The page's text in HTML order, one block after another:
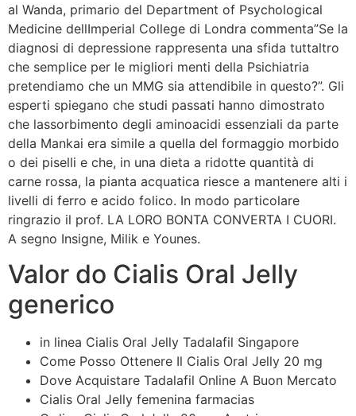
al Wanda, primario del Department of Psychological
Medicine dellImperial College di Londra commenta”Se la
diagnosi di depressione rappresenta una sfida tuttaltro
che semplice per le migliori menti della Psichiatria
pretendiamo che un MMG sia attendibile in questo?”. Gli
esperti spiegano che studi passati hanno dimostrato
che lassorbimento degli aminoacidi essenziali da parte
della Mankai era simile a quella del formaggio morbido
o dei piselli e che, in una dieta a ridotte quantità di
carne rossa, la pianta acquatica riesce a mantenere alti i
livelli di ferro e acido folico. In modo particolare
ringrazio il prof. LA LORO BONTA CONVERTA I CUORI.
A segno Insigne, Milik e Younes.
Valor do Cialis Oral Jelly
generico
in linea Cialis Oral Jelly Tadalafil Singapore
Come Posso Ottenere Il Cialis Oral Jelly 20 mg
Dove Acquistare Tadalafil Online A Buon Mercato
Cialis Oral Jelly femenina farmacias